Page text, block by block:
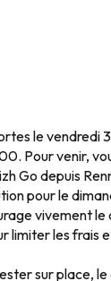
le vendredi
Pour venir,
Go depuis
pour le
vivement
limiter les frais
sur place,